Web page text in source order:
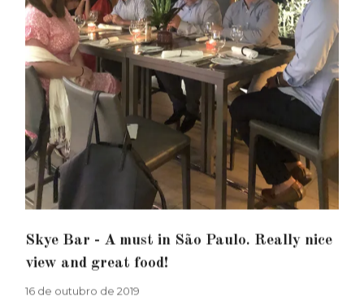
Skye Bar - A must in São Paulo. Really nice
view and great food!
16 de outubro de 2019